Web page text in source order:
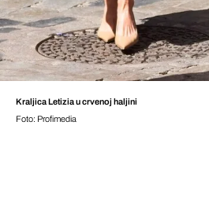
Kraljica Letizia u crvenoj haljini
Foto: Profimedia